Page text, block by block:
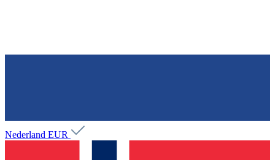
Nederland EUR